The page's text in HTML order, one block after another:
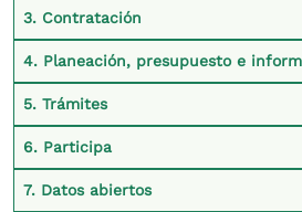
3. Contratación
4. Planeación, presupuesto e
5. Trámites
6. Participa
7. Datos abiertos